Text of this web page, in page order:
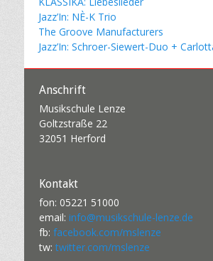
Jazz’In: NÈ-K Trio
The Groove Manufacturers
Jazz’In: Schroer-Siewert-Duo +
Anschrift
Musikschule Lenze
Goltzstraße 22
32051 Herford
Kontakt
fon: 05221 51000
email: info@musikschule-lenze.de
fb: facebook.com/mslenze
tw: twitter.com/mslenze